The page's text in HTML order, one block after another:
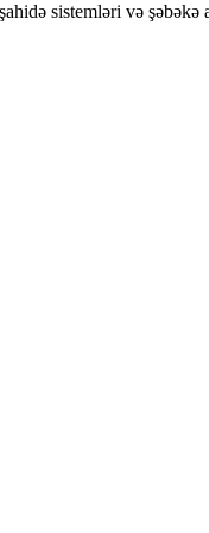
sistemləri və şəbəkə